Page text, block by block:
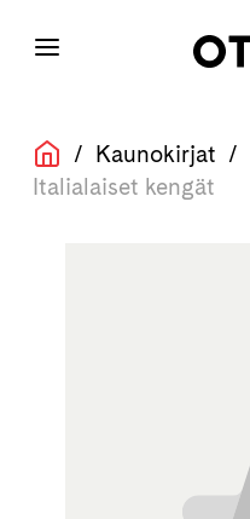
/ Kaunokirjat /
Italialaiset kengät